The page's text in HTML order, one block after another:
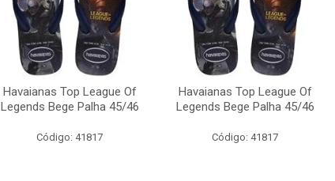
Havaianas Top League Of
Legends Bege Palha 45/46
Código: 41817
Havaianas Top League Of
Legends Bege Palha 45/46
Código: 41817